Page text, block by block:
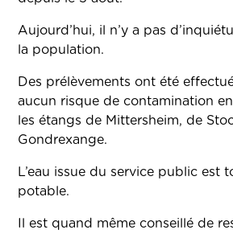
Aujourd’hui, il n’y a pas
la population.
Des prélèvements ont été
aucun risque de contamination
les étangs de Mittersheim, de
Gondrexange.
L’eau issue du service public est
potable.
Il est quand même conseillé de